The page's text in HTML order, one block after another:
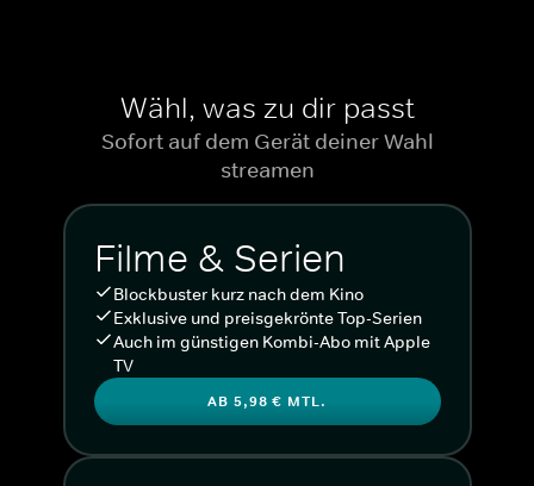
Wähl, was zu dir passt
Sofort auf dem Gerät deiner Wahl
streamen
Filme & Serien
Blockbuster kurz nach dem Kino
Exklusive und preisgekrönte Top-Serien
Auch im günstigen Kombi-Abo mit Apple
TV
AB 5,98 € MTL.